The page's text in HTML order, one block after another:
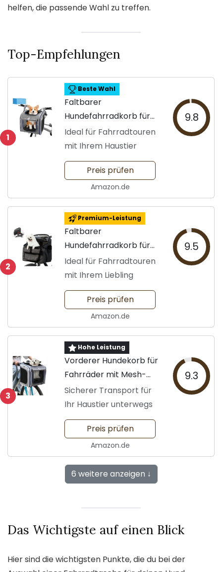
helfen, die passende Wahl zu treffen.
Top-Empfehlungen
1
Beste Wahl
Faltbarer
Hundefahrradkorb für
kleine Tiere
Ideal für Fahrradtouren
mit Ihrem Haustier
9.8
Preis prüfen
Amazon.de
2
Premium-Leistung
Faltbarer
Hundefahrradkorb für
kleine Hunde
Ideal für Fahrradtouren
mit Ihrem Liebling
9.5
Preis prüfen
Amazon.de
3
Hohe Leistung
Vorderer Hundekorb für
Fahrräder mit Mesh-
Fenstern
Sicherer Transport für
Ihr Haustier unterwegs
9.3
Preis prüfen
Amazon.de
6 weitere anzeigen ↓
Das Wichtigste auf einen Blick
Hier sind die wichtigsten Punkte, die du bei der